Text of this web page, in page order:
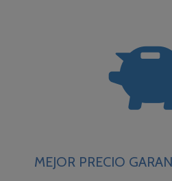
MEJOR PRECIO